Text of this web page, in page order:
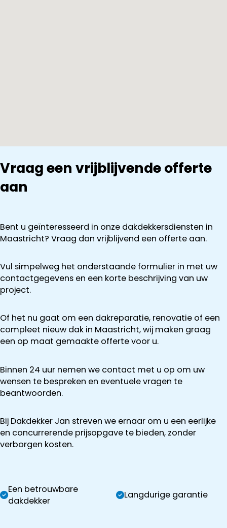
Vraag een vrijblijvende offerte
aan
Bent u geïnteresseerd in onze dakdekkersdiensten in
Maastricht? Vraag dan vrijblijvend een offerte aan.
Vul simpelweg het onderstaande formulier in met uw
contactgegevens en een korte beschrijving van uw
project.
Of het nu gaat om een dakreparatie, renovatie of een
compleet nieuw dak in Maastricht, wij maken graag
een op maat gemaakte offerte voor u.
Binnen 24 uur nemen we contact met u op om uw
wensen te bespreken en eventuele vragen te
beantwoorden.
Bij Dakdekker Jan streven we ernaar om u een eerlijke
en concurrerende prijsopgave te bieden, zonder
verborgen kosten.
Een betrouwbare
dakdekker
Langdurige garantie